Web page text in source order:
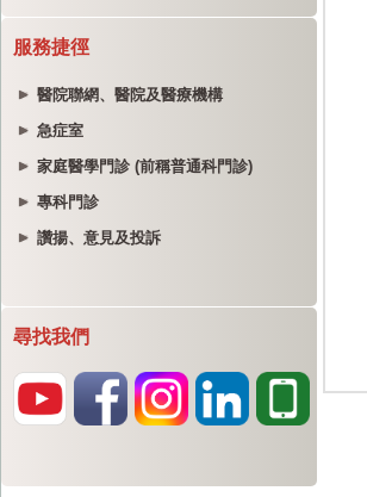
服務捷徑
醫院聯網、醫院及醫療機構
急症室
家庭醫學門診 (前稱普通科門診)
專科門診
讚揚、意見及投訴
尋找我們